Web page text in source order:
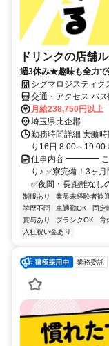
ドリンクの店舗
週3休み★趣味も全力で
シグマロジスティ
交通・アクセス バ
月給238,750円以上
埼玉県比企郡
勤務時間詳細 実働
り16日 8:00～
仕事内容 ━━━━ こ
り♪ ✅寮完備！3ヶ
✅夜間・長距離なし
制服あり 業界未経験者歓
学歴不問
車通勤OK 固定
賞与あり
ブランクOK 育
入社祝い金あり
業務委託